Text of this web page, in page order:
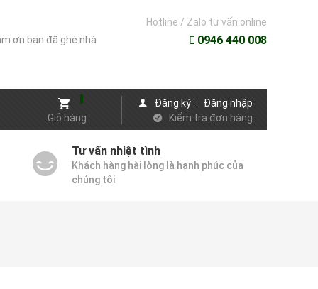
ơn bạn đã ghé nhà
Hotline / Zalo tư vấn online
0946 440 008
Giỏ hàng
Đăng ký
Đăng nhập
Kiểm tra đơn hàng
Tư vấn nhiệt tình
Khách hàng hài lòng là hạnh phúc của
chúng tôi